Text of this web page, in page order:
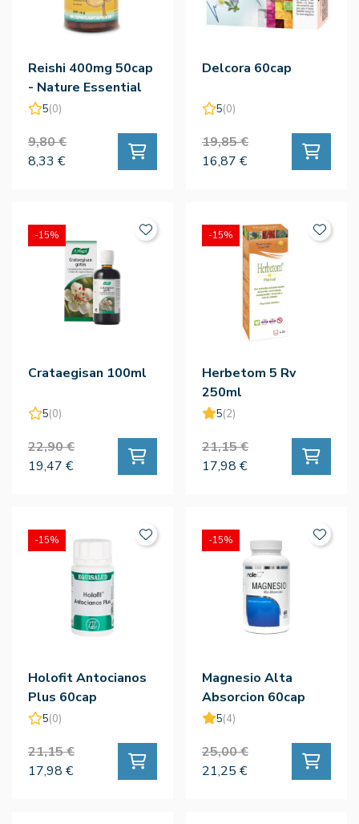
Reishi 400mg 50cap
- Nature Essential
5(0)
9,80 €
8,33 €
Delcora 60cap
5(0)
19,85 €
16,87 €
Crataegisan 100ml
5(0)
22,90 €
19,47 €
-15%
Herbetom 5 Rv
250ml
5(2)
21,15 €
17,98 €
-15%
Holofit Antocianos
Plus 60cap
5(0)
21,15 €
17,98 €
-15%
Magnesio Alta
Absorcion 60cap
5(4)
25,00 €
21,25 €
-15%